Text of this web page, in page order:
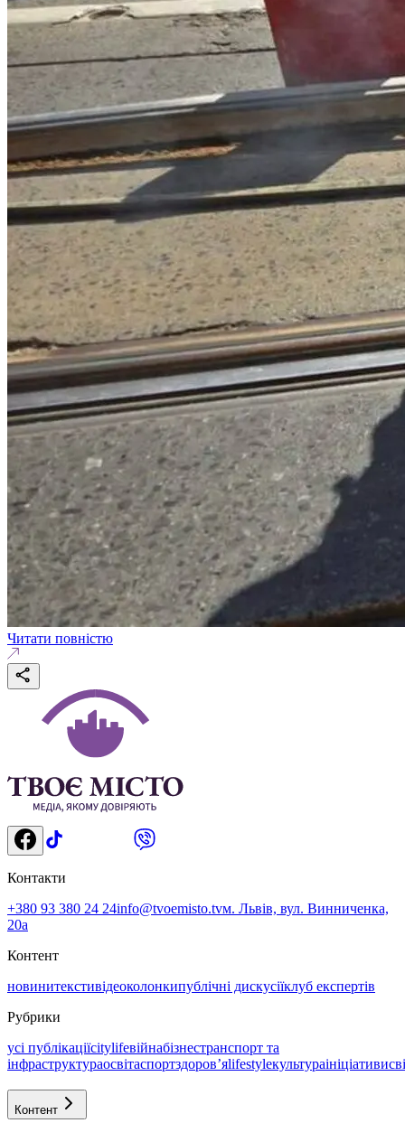
Читати повністю
Контакти
+380 93 380 24 24info@tvoemisto.tvм. Львів, вул. Винниченка,
20а
Контент
новинитекстивідеоколонкипублічні дискусіїклуб експертів
Рубрики
усі публікаціїcitylifeвійнабізнестранспорт та
інфраструктураосвітаспортздоровʼяlifestyleкультураініціативи
Контент